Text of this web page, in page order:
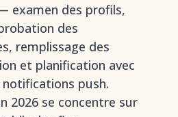
examen des profils,
des
remplissage des
et planification avec
notifications push.
2026 se concentre sur